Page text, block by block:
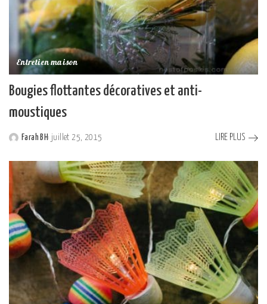
Entretien maison
Bougies flottantes décoratives et anti-
moustiques
Posted
Farah BH juillet 25, 2015 LIRE PLUS